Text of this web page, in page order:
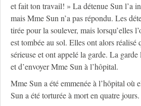
et fait ton travail! » La détenue Sun l’a
mais Mme Sun n’a pas répondu. Les
tirée pour la soulever, mais lorsqu’elles
est tombée au sol. Elles ont alors réalisé
sérieuse et ont appelé la garde. La garde
et d’envoyer Mme Sun à l’hôpital.
Mme Sun a été emmenée à l’hôpital où
Sun a été torturée à mort en quatre jours.